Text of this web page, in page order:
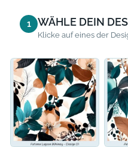
1 WÄHLE DEIN
Klicke auf eines der